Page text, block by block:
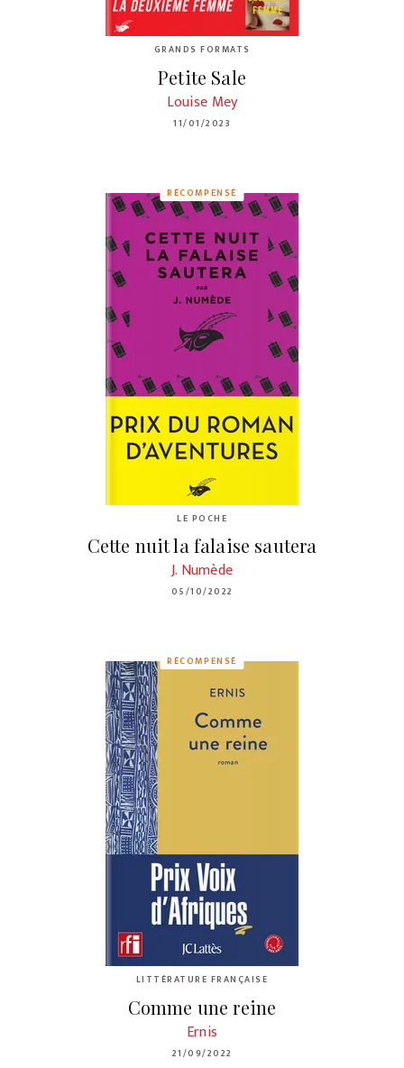
GRANDS FORMATS
Petite Sale
Louise Mey
11/01/2023
RÉCOMPENSÉ
LE POCHE
Cette nuit la falaise sautera
J. Numède
05/10/2022
RÉCOMPENSÉ
LITTÉRATURE FRANÇAISE
Comme une reine
Ernis
21/09/2022